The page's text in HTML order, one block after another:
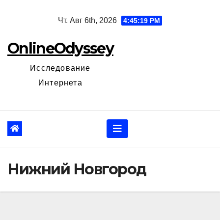
Чт. Авг 6th, 2026 4:45:20 PM
OnlineOdyssey
Исследование
Интернета
Нижний Новгород